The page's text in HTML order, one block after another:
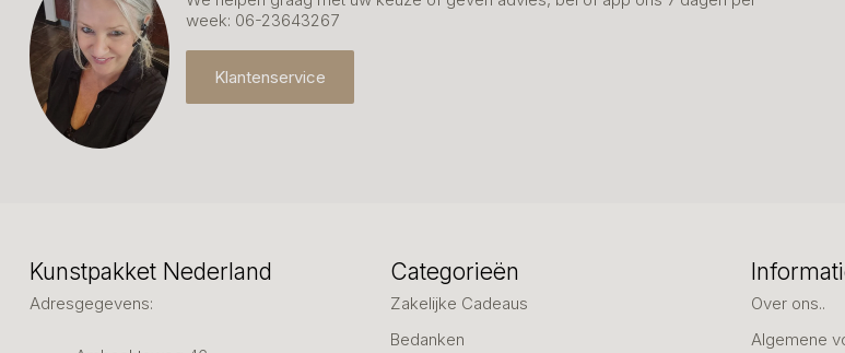
week: 06-23643267
Klantenservice
Kunstpakket Nederland
Adresgegevens:
Categorieën
Zakelijke Cadeaus
Bedanken
Over ons..
Algemene